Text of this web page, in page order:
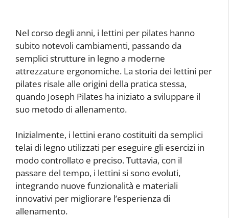
Nel corso degli anni, i lettini per pilates hanno
subito notevoli cambiamenti, passando da
semplici strutture in legno a moderne
attrezzature ergonomiche. La storia dei lettini per
pilates risale alle origini della pratica stessa,
quando Joseph Pilates ha iniziato a sviluppare il
suo metodo di allenamento.
Inizialmente, i lettini erano costituiti da semplici
telai di legno utilizzati per eseguire gli esercizi in
modo controllato e preciso. Tuttavia, con il
passare del tempo, i lettini si sono evoluti,
integrando nuove funzionalità e materiali
innovativi per migliorare l’esperienza di
allenamento.